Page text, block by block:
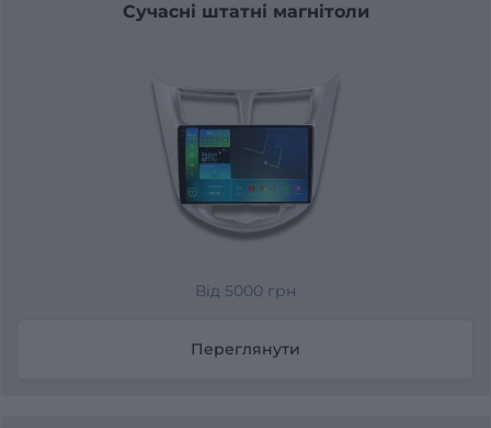
Сучасні штатні магнітоли
Від 5000 грн
Переглянути